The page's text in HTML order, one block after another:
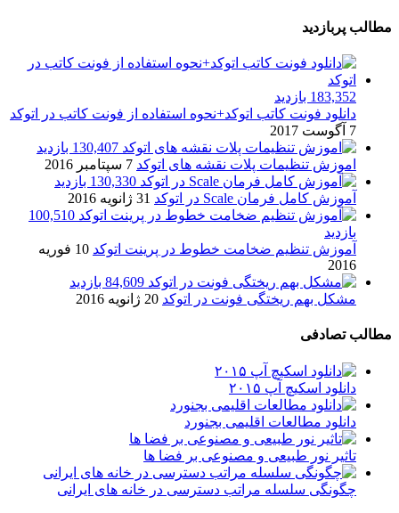
مطالب پربازدید
183,352 بازدید
دانلود فونت کاتب اتوکد+نحوه استفاده از فونت کاتب در اتوکد
7 آگوست 2017
130,407 بازدید
اموزش تنظیمات پلات نقشه های اتوکد 7 سپتامبر 2016
130,330 بازدید
آموزش کامل فرمان Scale در اتوکد
31 ژانویه 2016
100,510
بازدید
آموزش تنظیم ضخامت خطوط در پرینت اتوکد
10 فوریه
2016
84,609 بازدید
مشکل بهم ریختگی فونت در اتوکد 20 ژانویه 2016
مطالب تصادفی
دانلود اسکیچ آپ ۲۰۱۵
دانلود مطالعات اقلیمی بجنورد
تاثیر نور طبیعی و مصنوعی بر فضا ها
چگونگی سلسله مراتب دسترسی در خانه های ایرانی